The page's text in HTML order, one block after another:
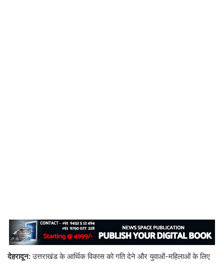
देहरादून:उत्तराखंड के आर्थिक विकास को गति देने और युवाओं-महिलाओं के लिए